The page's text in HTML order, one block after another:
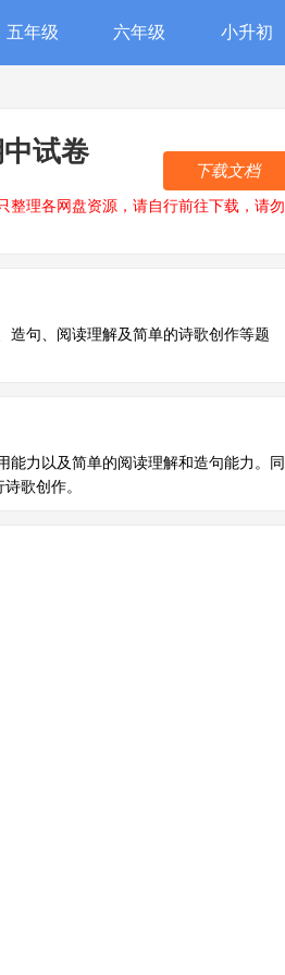
五年级 六年级 小升初
试卷
整理各网盘资源，请自行前往下载，请勿
下载文档
造句、阅读理解及简单的诗歌创作等题
能力以及简单的阅读理解和造句能力。同
歌创作。